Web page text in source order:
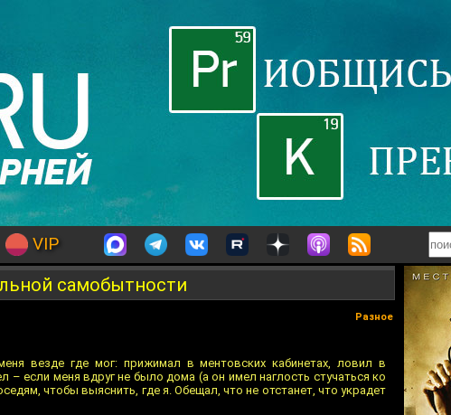
VIP
самобытности
Разное
везде где мог: прижимал в ментовских кабинетах, ловил в
– если меня вдруг не было дома (а он имел наглость стучаться ко
чтобы выяснить, где я. Обещал, что не отстанет, что украдет